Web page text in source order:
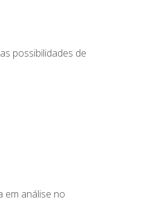
possibilidades de
em análise no